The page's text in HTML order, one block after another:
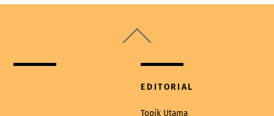
To
EDITORIAL
Topik Utama